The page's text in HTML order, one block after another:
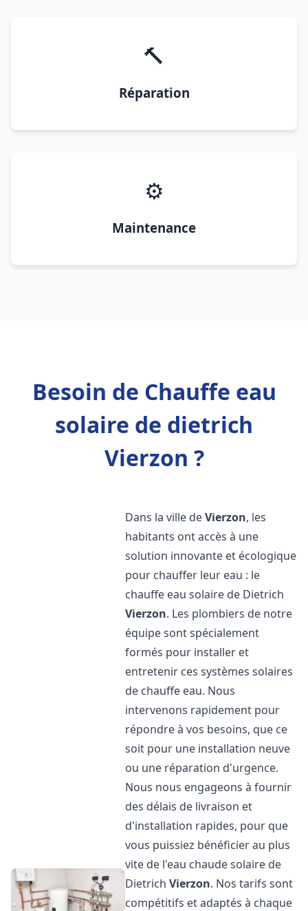
🔨
Réparation
⚙️
Maintenance
Besoin de Chauffe eau
solaire de dietrich
Vierzon ?
Dans la ville deVierzon, les
habitants ont accès à une
solution innovante et écologique
pour chauffer leur eau : le
chauffe eau solaire de Dietrich
Vierzon. Les plombiers de notre
équipe sont spécialement
formés pour installer et
entretenir ces systèmes solaires
de chauffe eau. Nous
intervenons rapidement pour
répondre à vos besoins, que ce
soit pour une installation neuve
ou une réparation d'urgence.
Nous nous engageons à fournir
des délais de livraison et
d'installation rapides, pour que
vous puissiez bénéficier au plus
vite de l'eau chaude solaire de
DietrichVierzon. Nos tarifs sont
compétitifs et adaptés à chaque